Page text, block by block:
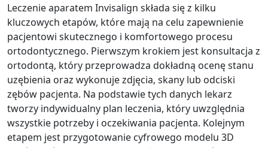
Leczenie aparatem Invisalign składa się z kilku
kluczowych etapów, które mają na celu zapewnienie
pacjentowi skutecznego i komfortowego procesu
ortodontycznego. Pierwszym krokiem jest konsultacja z
ortodontą, który przeprowadza dokładną ocenę stanu
uzębienia oraz wykonuje zdjęcia, skany lub odciski
zębów pacjenta. Na podstawie tych danych lekarz
tworzy indywidualny plan leczenia, który uwzględnia
wszystkie potrzeby i oczekiwania pacjenta. Kolejnym
etapem jest przygotowanie cyfrowego modelu 3D